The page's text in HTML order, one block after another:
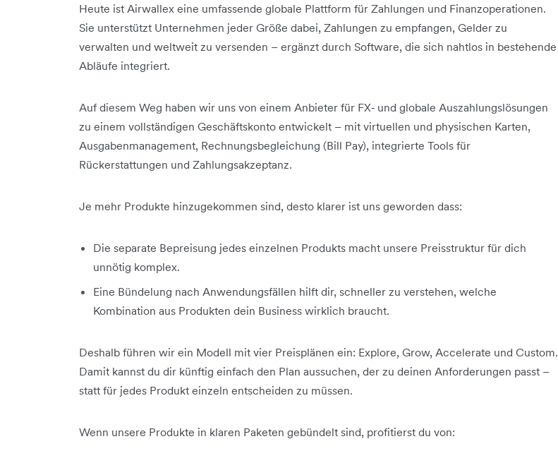
Heute ist Airwallex eine umfassende globale Plattform für Zahlungen und Finanzoperationen.
Sie unterstützt Unternehmen jeder Größe dabei, Zahlungen zu empfangen, Gelder zu
verwalten und weltweit zu versenden – ergänzt durch Software, die sich nahtlos in bestehende
Abläufe integriert.
Auf diesem Weg haben wir uns von einem Anbieter für FX‑ und globale Auszahlungslösungen
zu einem vollständigen Geschäftskonto entwickelt – mit virtuellen und physischen Karten,
Ausgabenmanagement, Rechnungsbegleichung (Bill Pay), integrierte Tools für
Rückerstattungen und Zahlungsakzeptanz.
Je mehr Produkte hinzugekommen sind, desto klarer ist uns geworden dass:
Die separate Bepreisung jedes einzelnen Produkts macht unsere Preisstruktur für dich
unnötig komplex.
Eine Bündelung nach Anwendungsfällen hilft dir, schneller zu verstehen, welche
Kombination aus Produkten dein Business wirklich braucht.
Deshalb führen wir ein Modell mit vier Preisplänen ein: Explore, Grow, Accelerate und Custom.
Damit kannst du dir künftig einfach den Plan aussuchen, der zu deinen Anforderungen passt –
statt für jedes Produkt einzeln entscheiden zu müssen.
Wenn unsere Produkte in klaren Paketen gebündelt sind, profitierst du von: